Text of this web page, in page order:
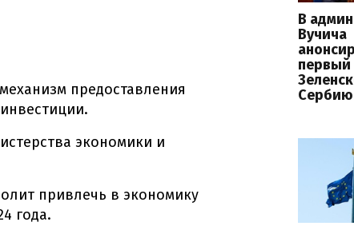
предоставления
экономики и
привлечь в экономику
года.
В
Вучича
первый
Сербию